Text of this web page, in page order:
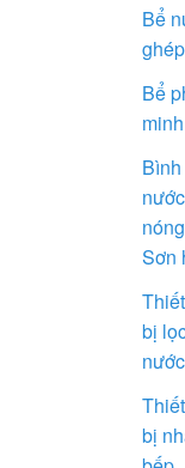
Bể
ghép
Bể
Bình
nước
nóng
Sơn
Thiết
bị
nước
Thiết
bị